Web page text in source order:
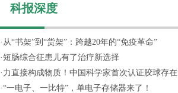
科报深度
· 从“书架”到“货架”：跨越20年的“免疫革命”
· 短肠综合征患儿有了治疗新选择
· 力直接构成物质！中国科学家首次认证胶球存在
·“一电子、一比特”，单电子存储器来了！